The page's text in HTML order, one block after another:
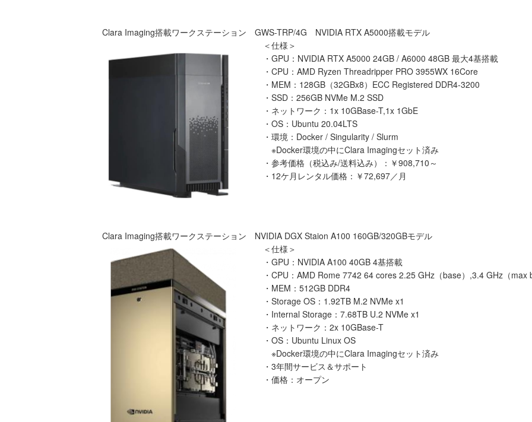
Clara Imaging搭載ワークステーション GWS-TRP/4G NVIDIA RTX A5000搭載モデル
＜仕様＞
・GPU：NVIDIA RTX A5000 24GB / A6000 48GB 最大4基搭載
・CPU：AMD Ryzen Threadripper PRO 3955WX 16Core
・MEM：128GB（32GBx8）ECC Registered DDR4-3200
・SSD：256GB NVMe M.2 SSD
・ネットワーク：1x 10GBase-T,1x 1GbE
・OS：Ubuntu 20.04LTS
・環境：Docker / Singularity / Slurm
※Docker環境の中にClara Imagingセット済み
・参考価格（税込み/送料込み）：￥908,710～
・12ケ月レンタル価格：￥72,697／月
Clara Imaging搭載ワークステーション NVIDIA DGX Staion A100 160GB/320GBモデル
＜仕様＞
・GPU：NVIDIA A100 40GB 4基搭載
・CPU：AMD Rome 7742 64 cores 2.25 GHz（base）,3.4 GHz（max
・MEM：512GB DDR4
・Storage OS：1.92TB M.2 NVMe x1
・Internal Storage：7.68TB U.2 NVMe x1
・ネットワーク：2x 10GBase-T
・OS：Ubuntu Linux OS
※Docker環境の中にClara Imagingセット済み
・3年間サービス＆サポート
・価格：オープン